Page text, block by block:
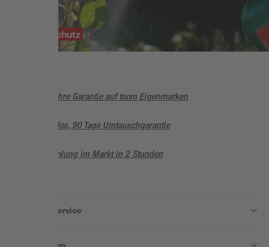
Pflanzenschutz
5 Jahre Garantie auf toom Eigenmarken
Sorglos, 90 Tage Umtauschgarantie
Abholung im Markt in 2 Stunden
Wissen & Service